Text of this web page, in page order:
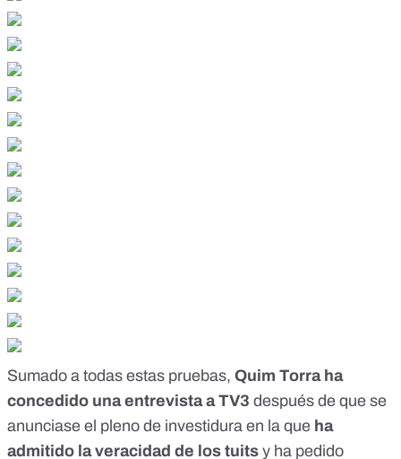
Sumado a todas estas pruebas, Quim Torra ha
concedido una entrevista a TV3 después de que se
anunciase el pleno de investidura en la que ha
admitido la veracidad de los tuits y ha pedido